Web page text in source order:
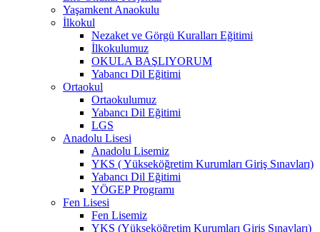
Yaşamkent Anaokulu
İlkokul
Nezaket ve Görgü Kuralları Eğitimi
İlkokulumuz
OKULA BAŞLIYORUM
Yabancı Dil Eğitimi
Ortaokul
Ortaokulumuz
Yabancı Dil Eğitimi
LGS
Anadolu Lisesi
Anadolu Lisemiz
YKS ( Yükseköğretim Kurumları Giriş Sınavları)
Yabancı Dil Eğitimi
YÖGEP Programı
Fen Lisesi
Fen Lisemiz
YKS (Yükseköğretim Kurumları Giriş Sınavları)